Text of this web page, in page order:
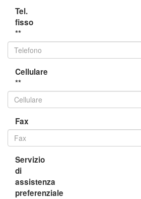
Tel.
fisso
**
Cellulare
**
Fax
Servizio
di
assistenza
preferenziale